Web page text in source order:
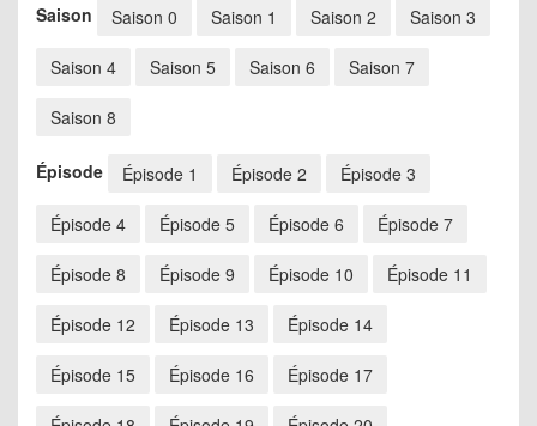
Saison Saison 0 Saison 1 Saison 2 Saison 3
Saison 4 Saison 5 Saison 6 Saison 7
Saison 8
Épisode Épisode 1 Épisode 2 Épisode 3
Épisode 4 Épisode 5 Épisode 6 Épisode 7
Épisode 8 Épisode 9 Épisode 10 Épisode 11
Épisode 12 Épisode 13 Épisode 14
Épisode 15 Épisode 16 Épisode 17